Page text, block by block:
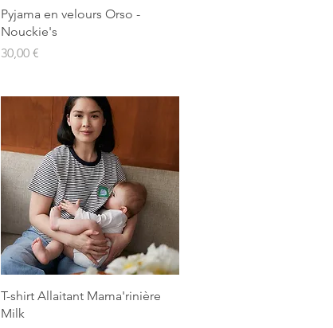
Aperçu rapide
Pyjama en velours Orso -
Nouckie's
Prix
30,00 €
Aperçu rapide
T-shirt Allaitant Mama'rinière
Milk